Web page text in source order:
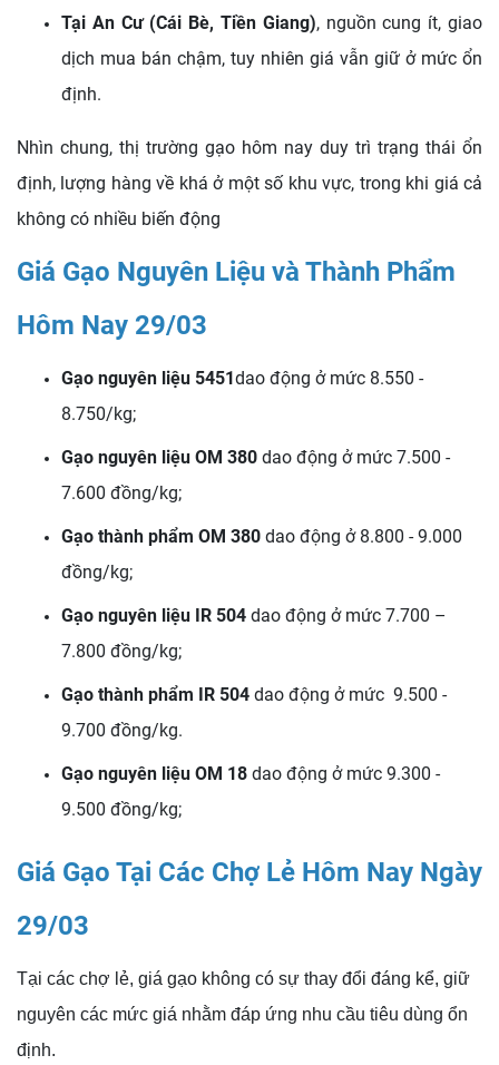
Tại An Cư (Cái Bè, Tiền Giang), nguồn cung ít, giao
dịch mua bán chậm, tuy nhiên giá vẫn giữ ở mức ổn
định.
Nhìn chung, thị trường gạo hôm nay duy trì trạng thái ổn
định, lượng hàng về khá ở một số khu vực, trong khi giá cả
không có nhiều biến động
Giá Gạo Nguyên Liệu và Thành Phẩm
Hôm Nay 29/03
Gạo nguyên liệu 5451dao động ở mức 8.550 -
8.750/kg;
Gạo nguyên liệu OM 380 dao động ở mức 7.500 -
7.600 đồng/kg;
Gạo thành phẩm OM 380 dao động ở 8.800 - 9.000
đồng/kg;
Gạo nguyên liệu IR 504 dao động ở mức 7.700 –
7.800 đồng/kg;
Gạo thành phẩm IR 504 dao động ở mức 9.500 -
9.700 đồng/kg.
Gạo nguyên liệu OM 18 dao động ở mức 9.300 -
9.500 đồng/kg;
Giá Gạo Tại Các Chợ Lẻ Hôm Nay Ngày
29/03
Tại các chợ lẻ, giá gạo không có sự thay đổi đáng kể, giữ
nguyên các mức giá nhằm đáp ứng nhu cầu tiêu dùng ổn
định.